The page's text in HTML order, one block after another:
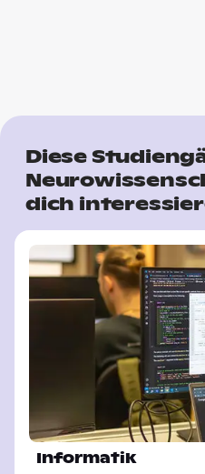
Diese
dich
Informatik